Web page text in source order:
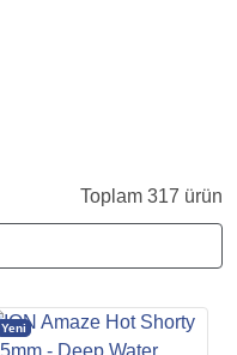
Toplam 317 ürün
Yeni